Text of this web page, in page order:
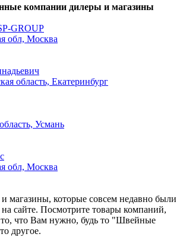
компании дилеры и магазины
GROUP
обл, Москва
область, Екатеринбург
Усмань
обл, Москва
магазины, которые совсем недавно были
сайте. Посмотрите товары компаний,
что Вам нужно, будь то "Швейные
другое.